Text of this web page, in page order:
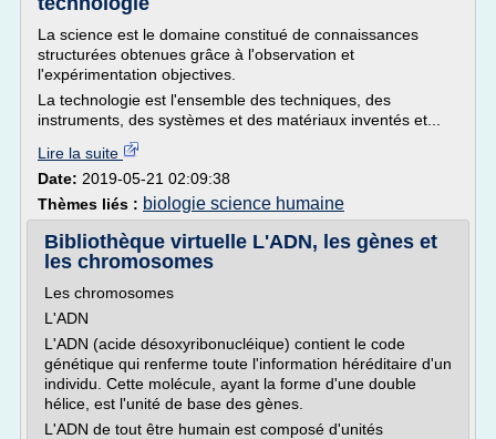
La science est le domaine constitué de connaissances
structurées obtenues grâce à l'observation et
l'expérimentation objectives.
La technologie est l'ensemble des techniques, des
instruments, des systèmes et des matériaux inventés et...
Lire la suite
Date: 2019-05-21 02:09:38
Thèmes liés : biologie science humaine
Bibliothèque virtuelle L'ADN, les gènes et
les chromosomes
Les chromosomes
L'ADN
L'ADN (acide désoxyribonucléique) contient le code
génétique qui renferme toute l'information héréditaire d'un
individu. Cette molécule, ayant la forme d'une double
hélice, est l'unité de base des gènes.
L'ADN de tout être humain est composé d'unités